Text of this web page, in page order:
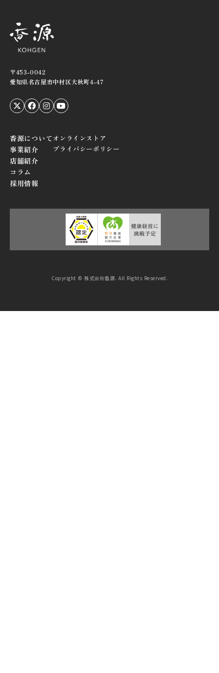
〒453-0042
愛知県名古屋市中村区大秋町4-47
香源について
事業紹介
店舗紹介
コラム
採用情報
オンラインストア
プライバシーポリシー
Copyright © 株式会社香源. All Rights Reserved.